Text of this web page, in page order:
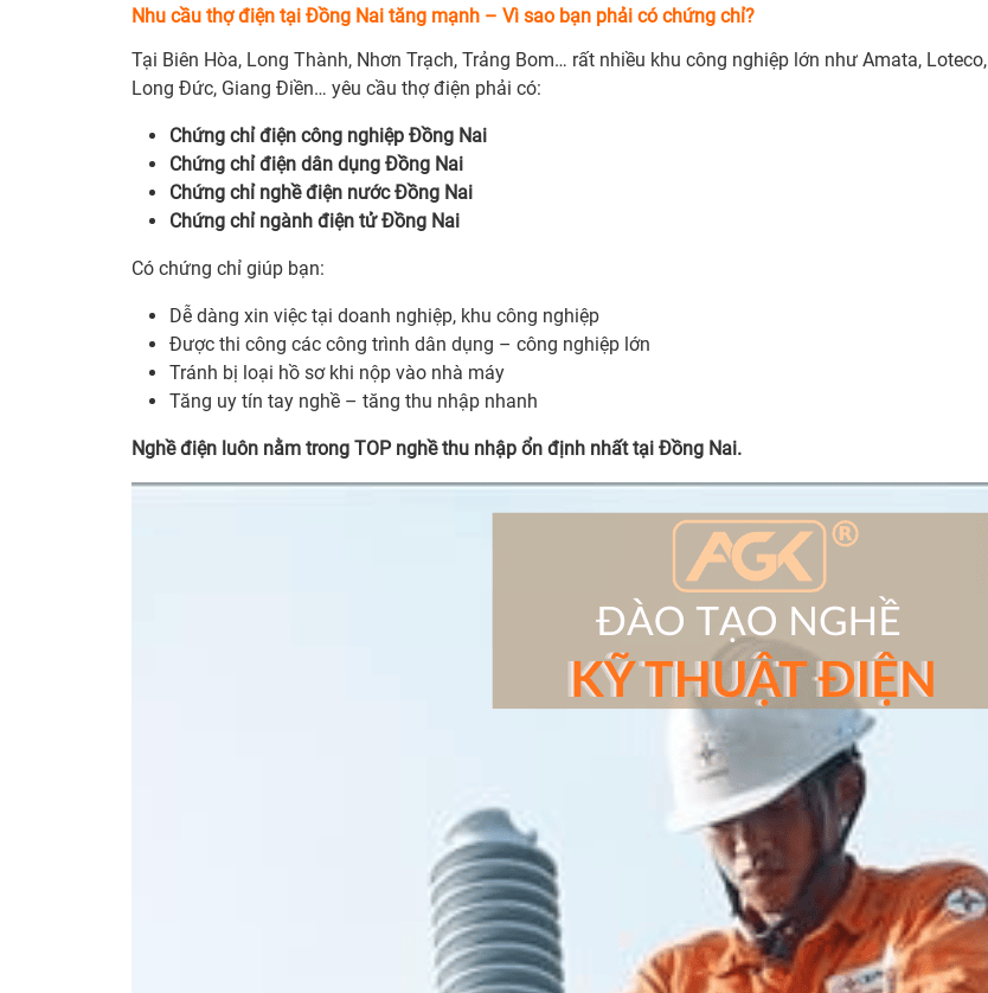
Nhu cầu thợ điện tại Đồng Nai tăng mạnh – Vì sao bạn phải có chứng chỉ?
Tại Biên Hòa, Long Thành, Nhơn Trạch, Trảng Bom… rất nhiều khu công nghiệp lớn như Amata, Loteco,
Long Đức, Giang Điền… yêu cầu thợ điện phải có:
Chứng chỉ điện công nghiệp Đồng Nai
Chứng chỉ điện dân dụng Đồng Nai
Chứng chỉ nghề điện nước Đồng Nai
Chứng chỉ ngành điện tử Đồng Nai
Có chứng chỉ giúp bạn:
Dễ dàng xin việc tại doanh nghiệp, khu công nghiệp
Được thi công các công trình dân dụng – công nghiệp lớn
Tránh bị loại hồ sơ khi nộp vào nhà máy
Tăng uy tín tay nghề – tăng thu nhập nhanh
Nghề điện luôn nằm trong TOP nghề thu nhập ổn định nhất tại Đồng Nai.